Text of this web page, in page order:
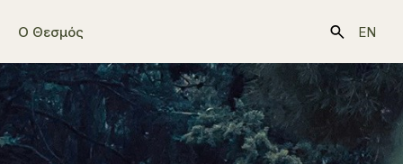
Ο Θεσμός EN